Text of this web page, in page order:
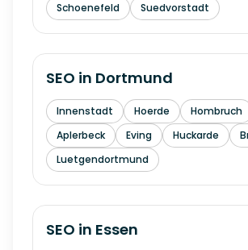
Schoenefeld
Suedvorstadt
SEO in Dortmund
Innenstadt Hoerde
Hombruch
Aplerbeck
Eving Huckarde
Luetgendortmund
SEO in Essen